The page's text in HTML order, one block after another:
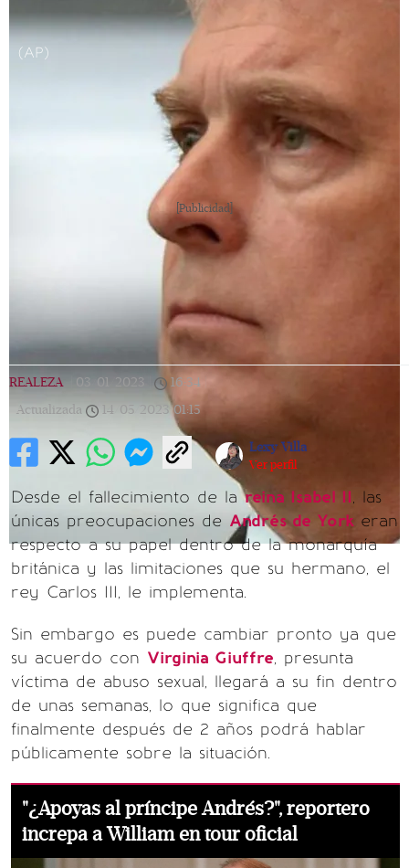
(AP)
[Publicidad]
REALEZA 03/01/2023 16:34
Actualizada
14/05/2023 01:15
Lexy Villa
Ver perfil
Desde el fallecimiento de lareina Isabel II, las
únicas preocupaciones de Andrés de York eran
respecto a su papel dentro de la monarquía
británica y las limitaciones que su hermano, el
rey Carlos III, le implementa.
Sin embargo es puede cambiar pronto ya que
su acuerdo con Virginia Giuffre, presunta
víctima de abuso sexual, llegará a su fin dentro
de unas semanas, lo que significa que
finalmente después de 2 años podrá hablar
públicamente sobre la situación.
"¿Apoyas al príncipe Andrés?", reportero
increpa a William en tour oficial